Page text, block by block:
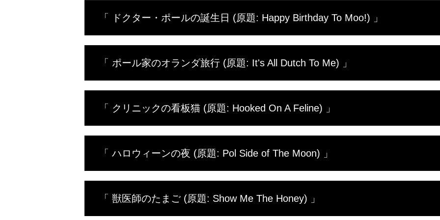
「 ドクター・ポールの誕生日 (原題: Happy Birthday To Moo!) 」
漢の豚や関節炎のガチョウ、誤飲した犬がやって来る。そんな
ポールへのプレゼントの準備に必死だ。毎年、誰も思いつかな
てきたが、果たして今回は何を贈るのか。そして迎えた誕生日
のウォーキングイベントに参加する。
「 ポール家のオランダ旅行 (原題: It's All Dutch To Me) 」
察、様変わりした教育現場に驚く。講演会では女子学生の人気
た町では嬉しいサプライズが待っていた…。その頃、大西洋を
に苦しむ馬のラルフ、鼻がつまったシー・ズー犬のバディ、出
主を見つけた野良猫バンディットとボスの不在でますます大忙し
「 クリニックの看板猫 (原題: Hooked On A Feline) 」
失うはめに。ドクター・ポールはその猫に特別なものを感じ、
たちまちスタッフたちの人気者に。一方、ドクター・エミリー
るはずが、すでに生まれているようなのだ。クリニックは数か
由でまたやって来る。
「 ハロウィーンの夜 (原題: Pol Side of The Moon) 」
た子羊。飼い主の薬を飲んでしまったのは犬のジャック・ジャ
つかったネコのスモーキー、犬の猛攻撃を受けて大怪我をした
「 獣医師のたまご (原題: Show Me The Honey) 」